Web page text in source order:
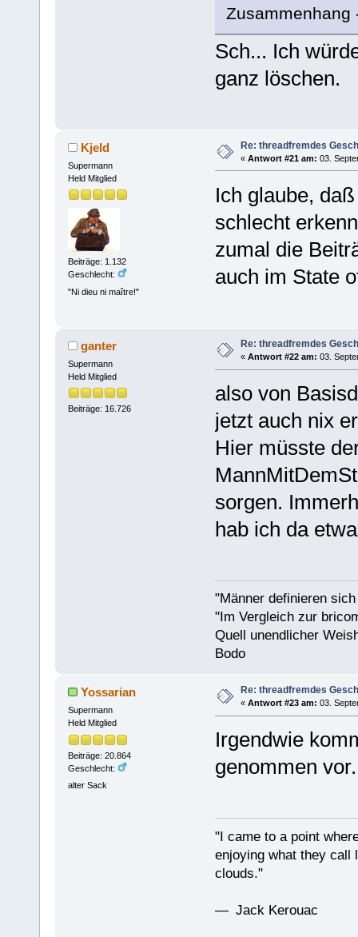
Zusammenhang
Sch... Ich
ganz löschen.
Kjeld
Supermann
Held Mitglied
Beiträge: 1.132
Geschlecht:
"Ni dieu ni maître!"
Re: threadfremdes
« Antwort #21 am: 03.
Ich glaube,
schlecht
zumal die
auch im State
ganter
Supermann
Held Mitglied
Beiträge: 16.726
Re: threadfremdes
« Antwort #22 am: 03.
also von
jetzt auch nix
Hier müsste
sorgen.
hab ich da
"Männer definieren
"Im Vergleich zur
Quell unendlicher
Bodo
Yossarian
Supermann
Held Mitglied
Beiträge: 20.864
Geschlecht:
alter Sack
Re: threadfremdes
« Antwort #23 am: 03.
Irgendwie
genommen
"I came to a point
enjoying what they call
clouds."
— Jack Kerouac